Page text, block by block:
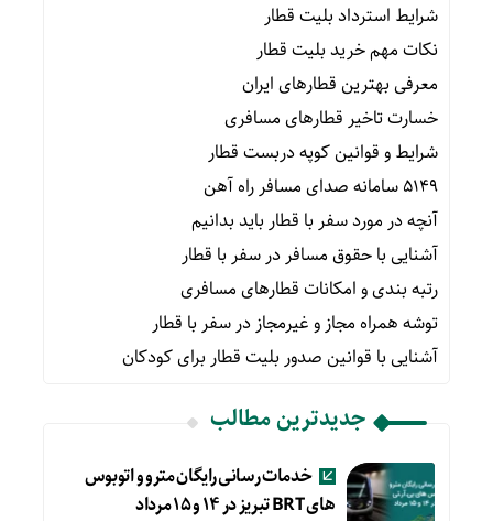
شرایط استرداد بلیت قطار
نکات مهم خرید بلیت قطار
معرفی بهترین قطارهای ایران
خسارت تاخیر قطارهای مسافری
شرایط و قوانین کوپه دربست قطار
۵۱۴۹ سامانه صدای مسافر راه آهن
آنچه در مورد سفر با قطار باید بدانیم
آشنایی با حقوق مسافر در سفر با قطار
رتبه بندی و امکانات قطارهای مسافری
توشه همراه مجاز و غیرمجاز در سفر با قطار
آشنایی با قوانین صدور بلیت قطار برای کودکان
جدیدترین مطالب
خدمات رسانی رایگان مترو و اتوبوس
های BRT تبریز در ۱۴ و ۱۵ مرداد